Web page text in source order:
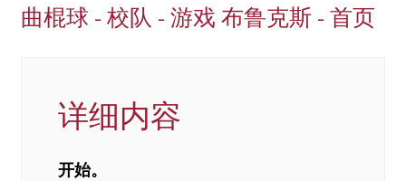
曲棍球 - 校队 - 游戏 布鲁克斯 - 首页
详细内容
开始。